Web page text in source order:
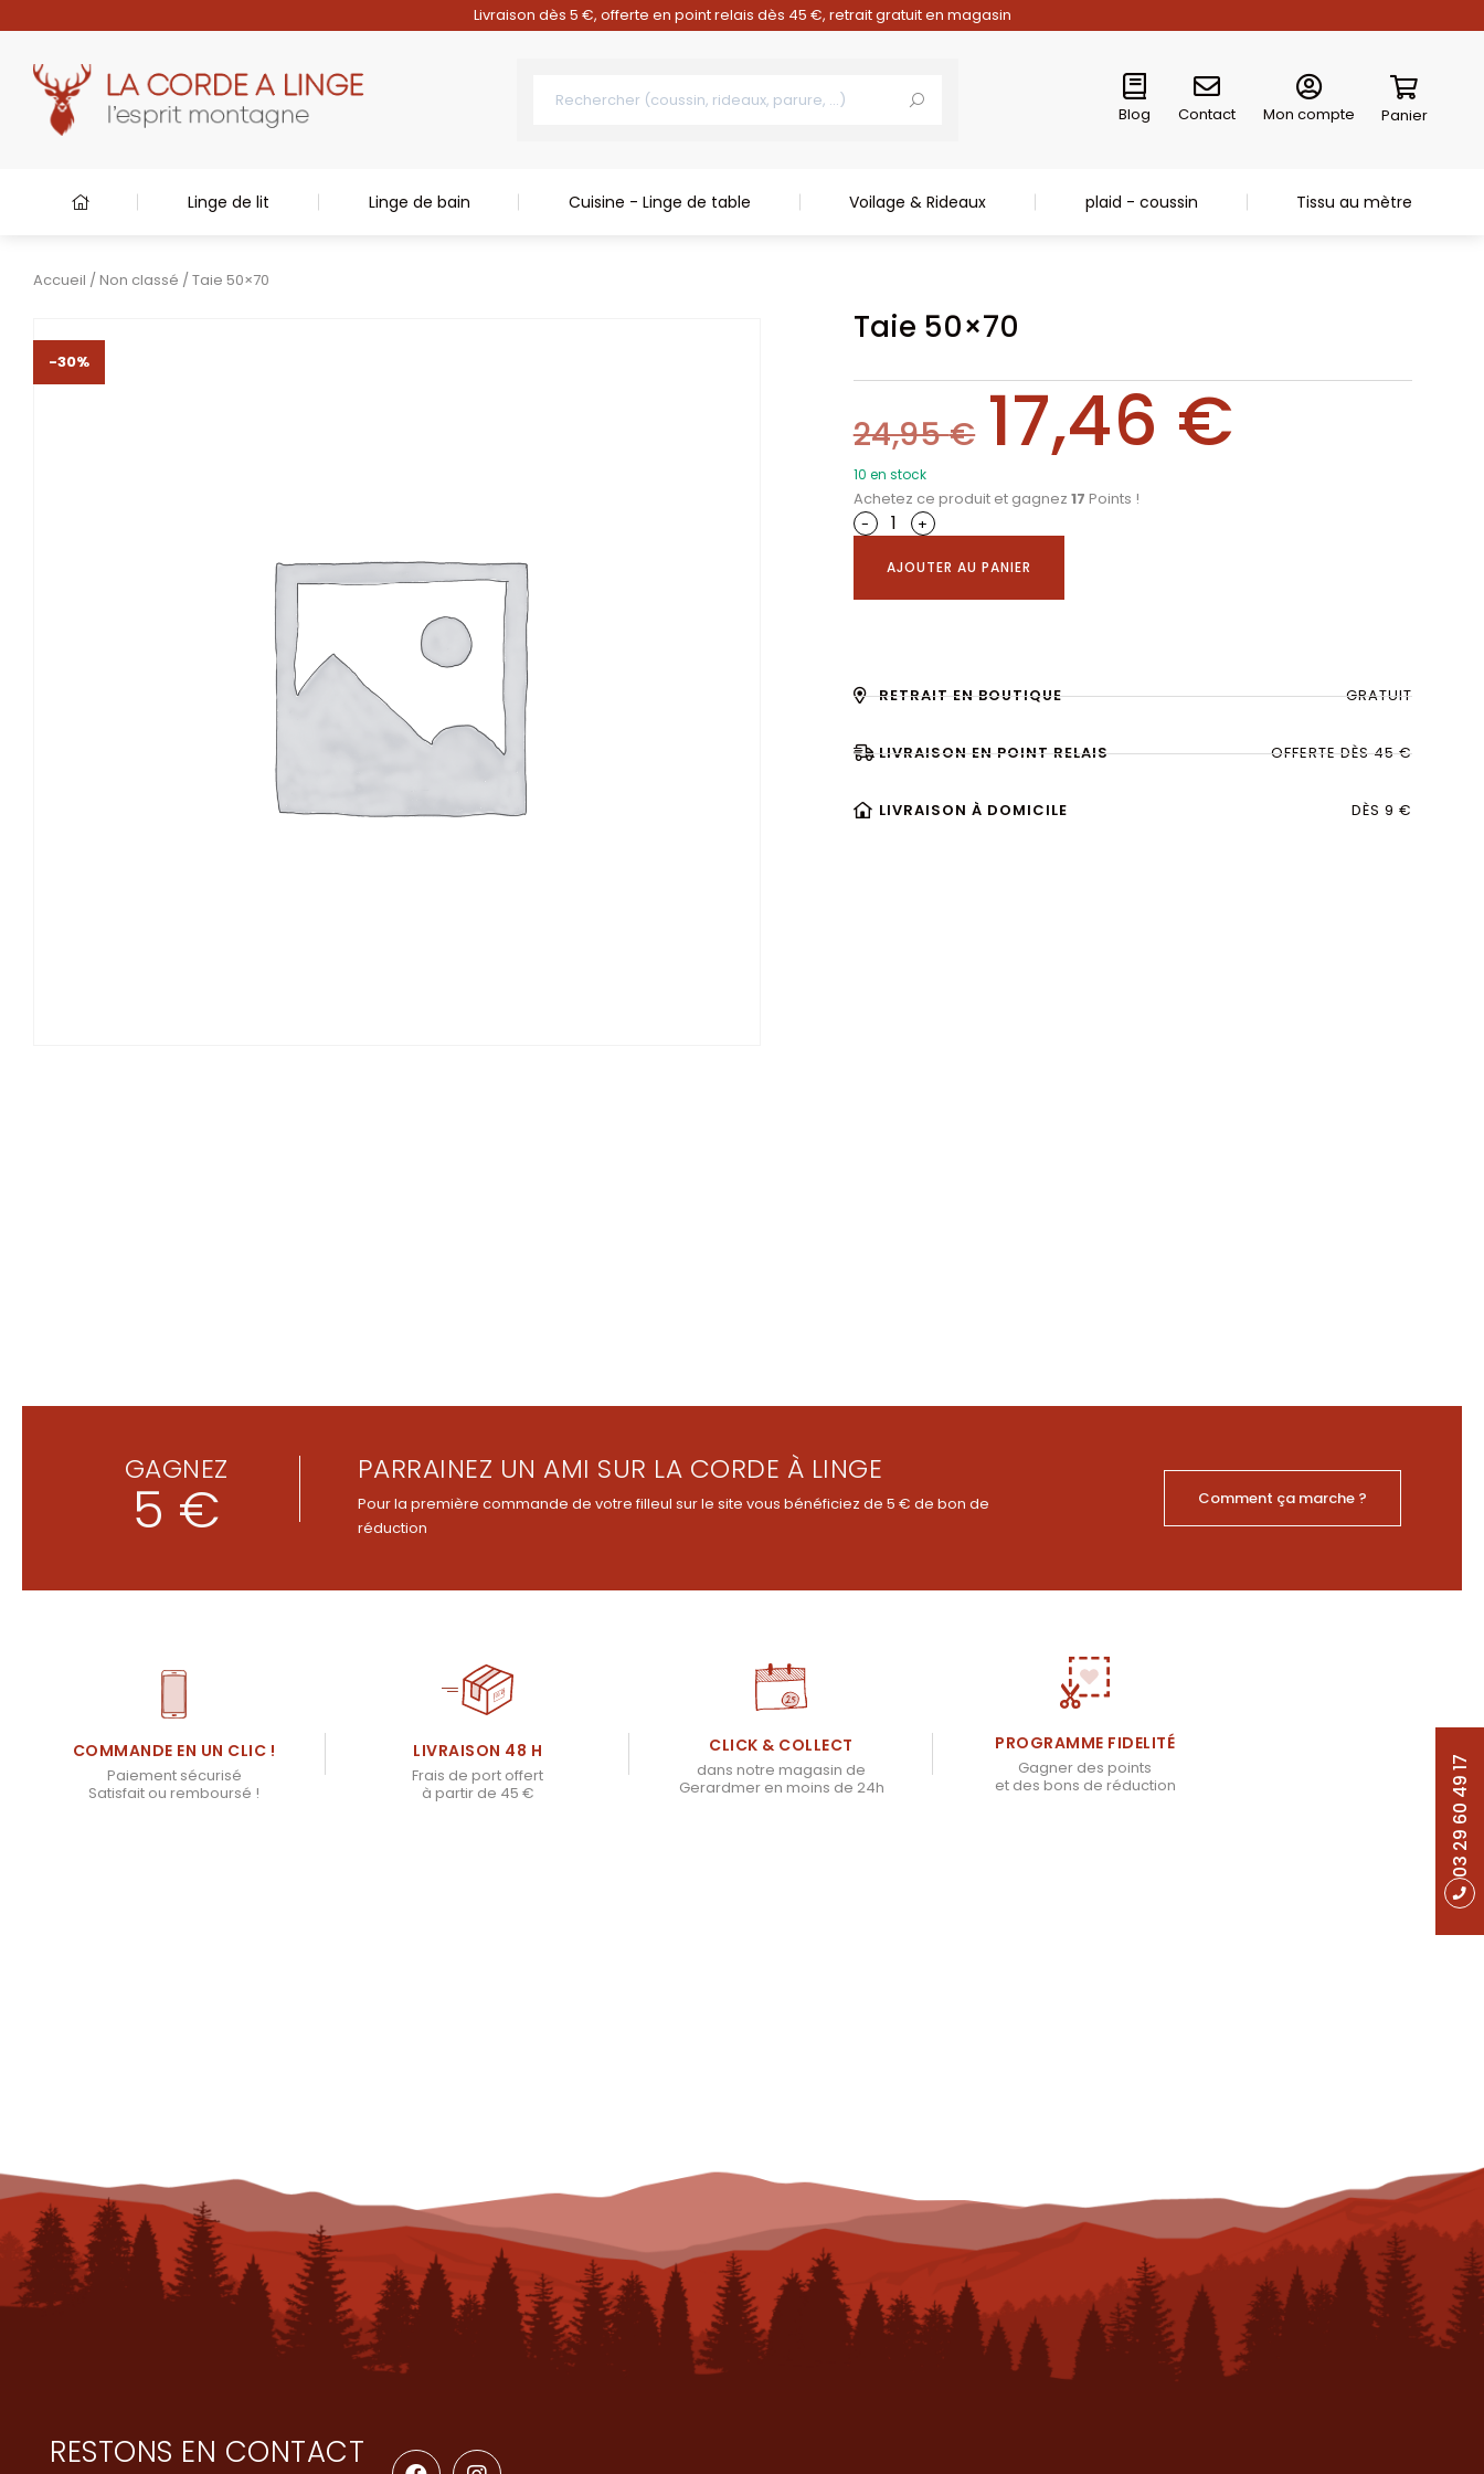
Livraison dès 5 €, offerte en point relais dès 45 €, retrait gratuit en magasin
Blog Contact Mon compte Panier
Linge de lit Linge de bain Cuisine - Linge de table Voilage & Rideaux plaid - coussin Tissu au mètre
03 29 60 49 17
Accueil / Non classé / Taie 50×70
-30%
Taie 50×70
24,95€ 17,46 €
10 en stock
Achetez ce produit et gagnez 17 Points !
-
+
AJOUTER AU PANIER
RETRAIT EN BOUTIQUE GRATUIT
LIVRAISON EN POINT RELAIS OFFERTE DÈS 45 €
LIVRAISON À DOMICILE DÈS 9 €
GAGNEZ
5 €
PARRAINEZ UN AMI SUR LA CORDE À LINGE
Pour la première commande de votre filleul sur le site vous bénéficiez de 5 € de bon de
réduction
Comment ça marche ?
COMMANDE EN UN CLIC !
Paiement sécurisé
Satisfait ou remboursé !
LIVRAISON 48 H
Frais de port offert
à partir de 45 €
CLICK & COLLECT
dans notre magasin de
Gerardmer en moins de 24h
PROGRAMME FIDELITÉ
Gagner des points
et des bons de réduction
RESTONS EN CONTACT